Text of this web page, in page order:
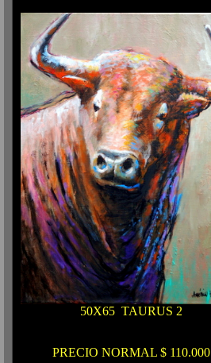
50X65 TAURUS 2
PRECIO NORMAL $ 110.000